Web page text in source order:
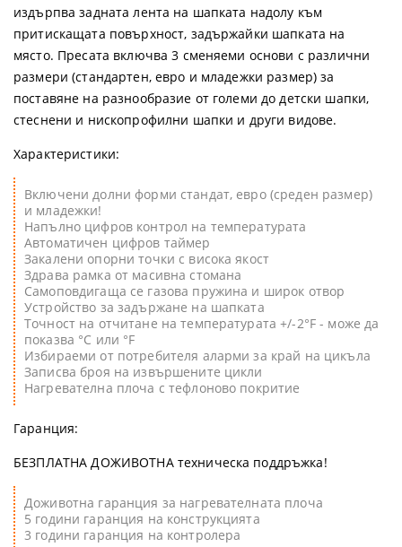
издърпва задната лента на шапката надолу към
притискащата повърхност, задържайки шапката на
място. Пресата включва 3 сменяеми основи с различни
размери (стандартен, евро и младежки размер) за
поставяне на разнообразие от големи до детски шапки,
стеснени и нископрофилни шапки и други видове.
Характеристики:
Включени долни форми стандат, евро (среден размер)
и младежки!
Напълно цифров контрол на температурата
Автоматичен цифров таймер
Закалени опорни точки с висока якост
Здрава рамка от масивна стомана
Самоповдигаща се газова пружина и широк отвор
Устройство за задържане на шапката
Точност на отчитане на температурата +/-2°F - може да
показва °C или °F
Избираеми от потребителя аларми за край на цикъла
Записва броя на извършените цикли
Нагревателна плоча с тефлоново покритие
Гаранция:
БЕЗПЛАТНА ДОЖИВОТНА техническа поддръжка!
Доживотна гаранция за нагревателната плоча
5 години гаранция на конструкцията
3 години гаранция на контролера